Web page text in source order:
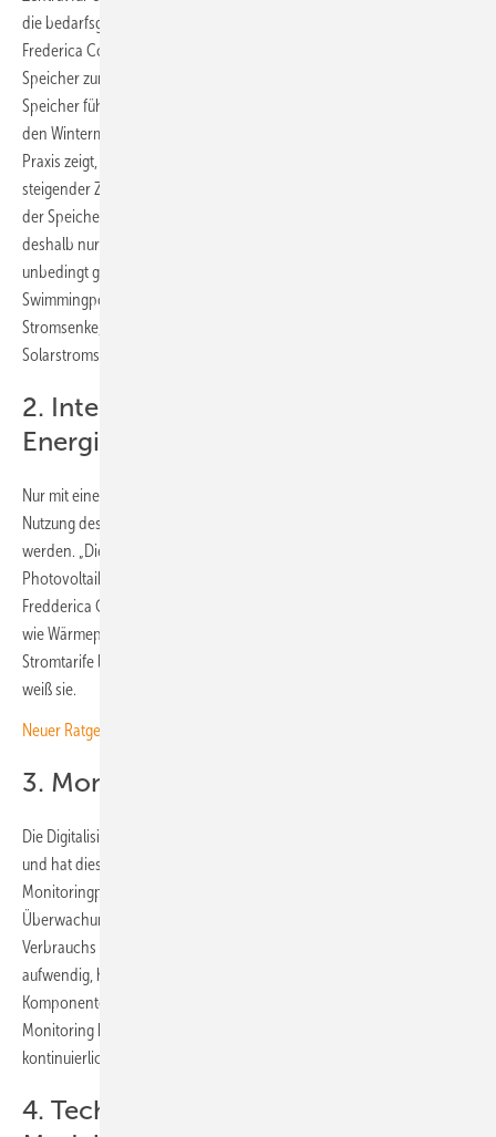
die bedarfsgerechte Planung der Anlage und des Speichers, betont
Frederica Cona. So müssen die Photovoltaikanlage und auch der
Speicher zum Energieverbrauch passen. „Überdimensionierte
Speicher führen häufig zu unnötigen Kosten und bleiben gerade in
den Wintermonaten ungenutzt“, weiß die Produktmanagerin. „Die
Praxis zeigt, dass eine schrittweise Erweiterung sinnvoll ist: Erst mit
steigender Zahl der Ladezyklen und wachsendem Strombedarf sollte
der Speicher vergrößert werden.“ Grundlage der Planung kann
deshalb nur eine genaue Analyse des Verbrauchs sein. Hier müssen
unbedingt große Verbraucher wie Wärmepumpe, E-Auto, Sauna und
Swimmingpool einbezogen werden. Denn diese bieten nicht nur eine
Stromsenke, sondern auch Flexibilität für die Nutzung des eigenen
Solarstroms.
2. Integration eines intelligenten
Energiemanagementsystems
Nur mit einem modernen Energiemanagementsystem (EMS) kann die
Nutzung des Photovoltaikstroms vom eigenen Dach optimiert
werden. „Die EMS steuern und optimieren die Stromflüsse zwischen
Photovoltaikanlage, Speicher, Verbrauchern und Netz“, erklärt
Fredderica Cona. „Durch die systematische Einbindung von Geräten
wie Wärmepumpe oder Wallbox und abgestimmt auf dynamische
Stromtarife lassen sich die Eigenverbrauchsquoten deutlich steigern“,
weiß sie.
Neuer Ratgeber: 250 Tipps für solaren Eigenstrom
3. Monitoring und Digitalisierung
Die Digitalisierung ist auch in der Photovoltaikbranche angekommen
und hat diese grundlegend verändert. Schon längst sind
Monitoringportale und Apps Standard, die eine lückenlose
Überwachung der Anlagenleistung, des Speicherzustands und des
Verbrauchs ermöglichen. „Früher waren solche Lösungen teuer und
aufwendig, heute sind sie Standard und mitunter direkt in die
Komponenten der Anlage integriert“, sagt Cona. „Ein transparentes
Monitoring hilft, Fehler frühzeitig zu erkennen und die Autarkie
kontinuierlich zu optimieren.“
4. Technische Kompatibilität und